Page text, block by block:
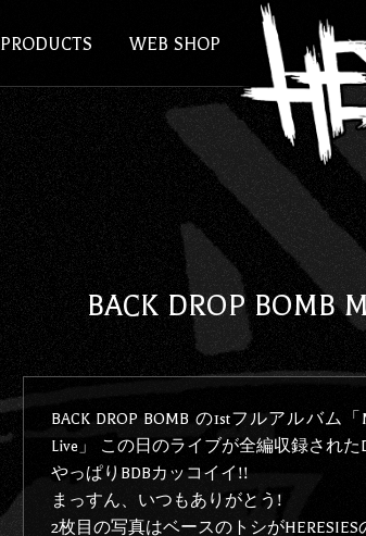
PRODUCTS WEB SHOP
BACK DROP BOMB
BACK DROP BOMB の1stフルアルバム
Live」 この日のライブが全編収録され
やっぱりBDBカッコイイ!!
まっすん、いつもありがとう!
2枚目の写真はベースのトシが